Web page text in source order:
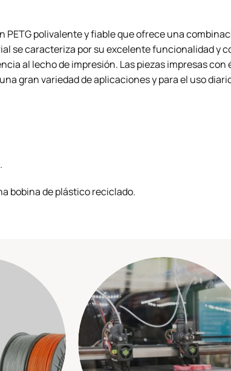
PETG polivalente y fiable que ofrece una
se caracteriza por su excelente funcionalidad y
al lecho de impresión. Las piezas impresas con
gran variedad de aplicaciones y para el uso
bobina de plástico reciclado.